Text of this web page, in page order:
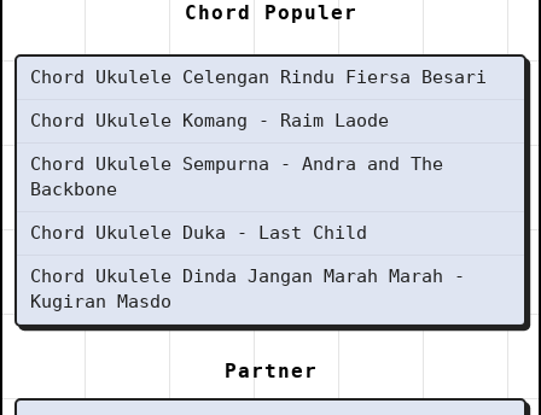
Chord Populer
Chord Ukulele Celengan Rindu Fiersa Besari
Chord Ukulele Komang - Raim Laode
Chord Ukulele Sempurna - Andra and The
Backbone
Chord Ukulele Duka - Last Child
Chord Ukulele Dinda Jangan Marah Marah -
Kugiran Masdo
Partner